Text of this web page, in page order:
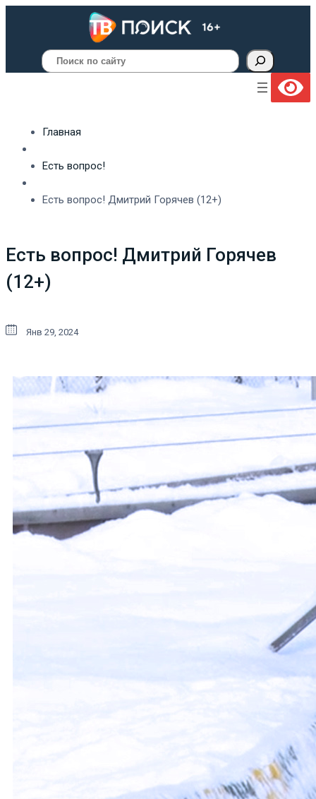
Поиск
Главная
Есть вопрос!
Есть вопрос! Дмитрий Горячев (12+)
Есть вопрос! Дмитрий Горячев
(12+)
Янв 29, 2024